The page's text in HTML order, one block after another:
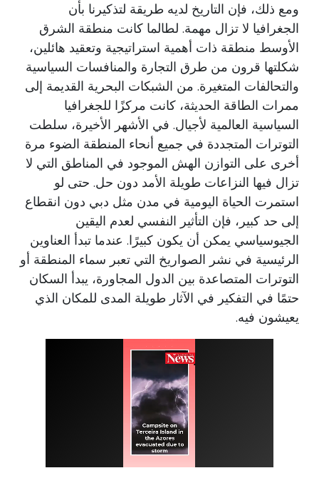
ومع ذلك، فإن التاريخ لديه طريقة لتذكيرنا بأن
الجغرافيا لا تزال مهمة. لطالما كانت منطقة الشرق
الأوسط منطقة ذات أهمية استراتيجية وتعقيد هائلين،
شكلتها قرون من طرق التجارة والمنافسات السياسية
والتحالفات المتغيرة. من الشبكات البحرية القديمة إلى
ممرات الطاقة الحديثة، كانت مركزًا للجغرافيا
السياسية العالمية لأجيال. في الأشهر الأخيرة، سلطت
التوترات المتجددة في جميع أنحاء المنطقة الضوء مرة
أخرى على التوازن الهش الموجود في المناطق التي لا
تزال فيها النزاعات طويلة الأمد دون حل. حتى لو
استمرت الحياة اليومية في مدن مثل دبي دون انقطاع
إلى حد كبير، فإن التأثير النفسي لعدم اليقين
الجيوسياسي يمكن أن يكون كبيرًا. عندما تبدأ العناوين
الرئيسية في نشر الصواريخ التي تعبر سماء المنطقة أو
التوترات المتصاعدة بين الدول المجاورة، يبدأ السكان
حتمًا في التفكير في الآثار طويلة المدى للمكان الذي
يعيشون فيه.